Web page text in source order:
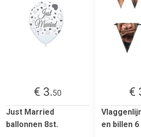
€ 3.50
Just Married
ballonnen 8st.
€
en billen